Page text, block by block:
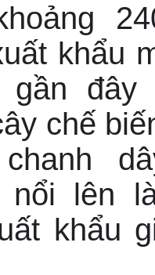
khẩu
gần đây
chế
nổi lên
khẩu